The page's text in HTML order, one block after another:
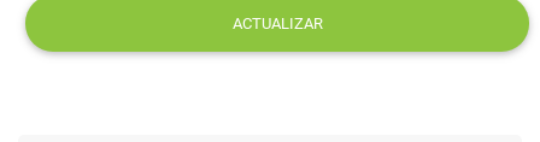
ACTUALIZAR